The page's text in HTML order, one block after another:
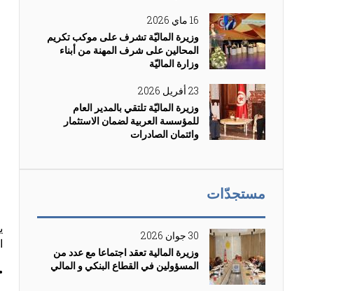
16 ماي 2026
وزيرة الماليّة تشرف على موكب تكريم
المحالين على شرف المهنة من أبناء
وزارة الماليّة
23 أفريل 2026
وزيرة الماليّة تلتقي بالمدير العام
للمؤسسة العربية لضمان الاستثمار
وائتمان الصادرات
مستجدّات
30 جوان 2026
وزيرة المالية تعقد اجتماعا مع عدد من
المسؤولين في القطاع البنكي و المالي